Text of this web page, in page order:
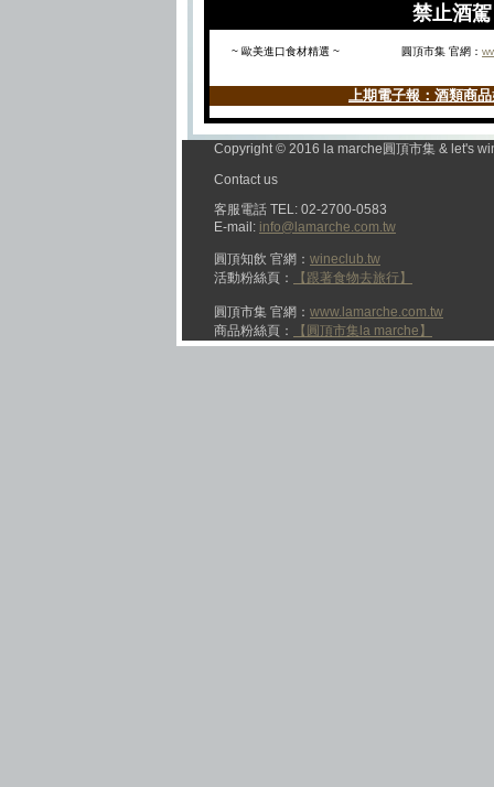
禁止酒
~ 歐美進口食材精選 ~ 圓頂市集 官網：
上期電子報：酒類商
Copyright © 2016 la marche圓頂市集 & let's
Contact us
客服電話 TEL: 02-2700-0583
E-mail: info@lamarche.com.tw
圓頂知飲 官網： wineclub.tw
活動粉絲頁：
【跟著食物去旅行】
圓頂市集 官網： www.lamarche.com.tw
商品粉絲頁：
【圓頂市集la marche】